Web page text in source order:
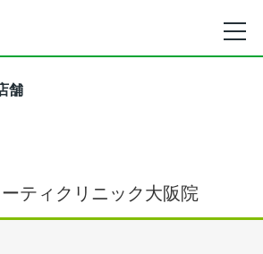
舗
ティクリニック大阪院